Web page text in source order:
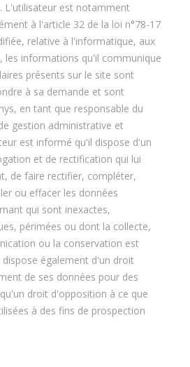
L'utilisateur est notamment
à l'article 32 de la loi n°78-17
relative à l'informatique, aux
les informations qu'il communique
présents sur le site sont
à sa demande et sont
en tant que responsable du
gestion administrative et
est informé qu'il dispose d'un
et de rectification qui lui
de faire rectifier, compléter,
ou effacer les données
qui sont inexactes,
périmées ou dont la collecte,
ou la conservation est
également d'un droit
de ses données pour des
droit d'opposition à ce que
à des fins de prospection